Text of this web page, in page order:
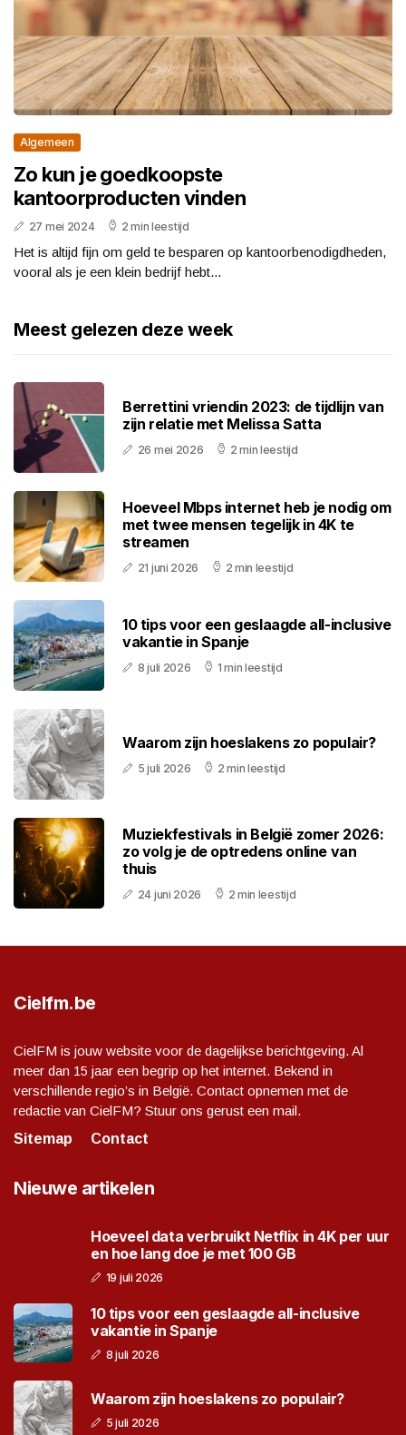
Algemeen
Zo kun je goedkoopste
kantoorproducten vinden
27 mei 2024 2 min leestijd
Het is altijd fijn om geld te besparen op kantoorbenodigdheden,
vooral als je een klein bedrijf hebt...
Meest gelezen deze week
Berrettini vriendin 2023: de tijdlijn van
zijn relatie met Melissa Satta
26 mei 2026 2 min leestijd
Hoeveel Mbps internet heb je nodig om
met twee mensen tegelijk in 4K te
streamen
21 juni 2026 2 min leestijd
10 tips voor een geslaagde all-inclusive
vakantie in Spanje
8 juli 2026 1 min leestijd
Waarom zijn hoeslakens zo populair?
5 juli 2026 2 min leestijd
Muziekfestivals in België zomer 2026:
zo volg je de optredens online van
thuis
24 juni 2026 2 min leestijd
Cielfm.be
CielFM is jouw website voor de dagelijkse berichtgeving. Al
meer dan 15 jaar een begrip op het internet. Bekend in
verschillende regio’s in België. Contact opnemen met de
redactie van CielFM? Stuur ons gerust een mail.
Sitemap
Contact
Nieuwe artikelen
Hoeveel data verbruikt Netflix in 4K per uur
en hoe lang doe je met 100 GB
19 juli 2026
10 tips voor een geslaagde all-inclusive
vakantie in Spanje
8 juli 2026
Waarom zijn hoeslakens zo populair?
5 juli 2026